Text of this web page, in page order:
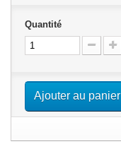
Quantité
Ajouter au panier